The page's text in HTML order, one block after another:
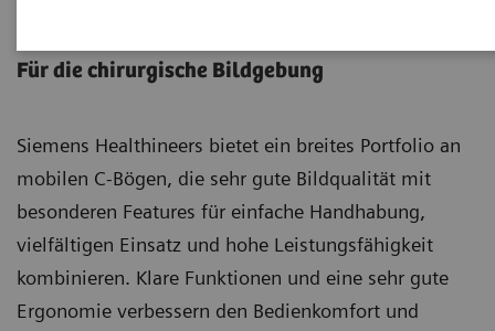
Für die chirurgische Bildgebung
Siemens Healthineers bietet ein breites Portfolio an
mobilen C-Bögen, die sehr gute Bildqualität mit
besonderen Features für einfache Handhabung,
vielfältigen Einsatz und hohe Leistungsfähigkeit
kombinieren. Klare Funktionen und eine sehr gute
Ergonomie verbessern den Bedienkomfort und